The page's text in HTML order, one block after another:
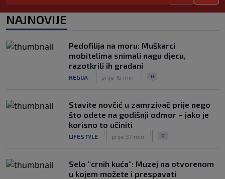
Dva "krompira" u Premijer ligi: Bez
golova u dvije utakmice prvog kola
NOGOMET
|
8. aug.
|
NAJNOVIJE
Pedofilija na moru: Muškarci
mobitelima snimali nagu djecu,
razotkrili ih građani
REGIJA prije 16 min 0
Stavite novčić u zamrzivač prije nego
što odete na godišnji odmor – jako je
korisno to učiniti
LIFESTYLE prije 37 min 0
Selo "crnih kuća": Muzej na otvorenom
u kojem možete i prespavati